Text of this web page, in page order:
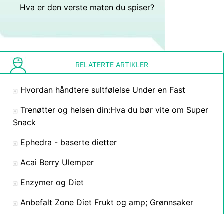
Hva er den verste maten du spiser?
RELATERTE ARTIKLER
Hvordan håndtere sultfølelse Under en Fast
Trenøtter og helsen din:Hva du bør vite om Super
Snack
Ephedra - baserte dietter
Acai Berry Ulemper
Enzymer og Diet
Anbefalt Zone Diet Frukt og amp; Grønnsaker